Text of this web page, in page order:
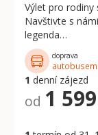
Výlet pro rodiny
Navštivte s
legenda…
doprava
autobusem
1 denní zájezd
od 1